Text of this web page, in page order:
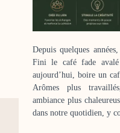
Depuis quelques
Fini le café fade
aujourd’hui, boire un
Arômes plus
ambiance plus
dans notre quotidien, y